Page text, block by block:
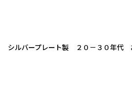
シルバープレート製 ２０－３０年代